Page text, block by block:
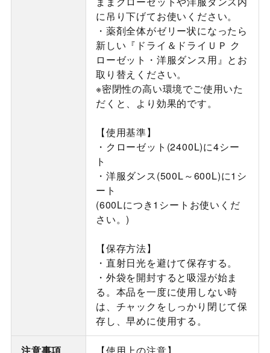
に吊り下げてお使いください。
・薬剤全体がゼリー状になったら
新しい『ドライ＆ドライＵＰ ク
ローゼット・洋服ダンス用』とお
取り替えください。
※密閉性の高い環境でご使用いた
だくと、より効果的です。
【使用基準】
・クローゼット(2400L)に4シー
ト
・洋服ダンス(500L～600L)に1シ
ート
(600Lにつき1シートお使いくだ
さい。)
【保存方法】
・直射日光を避けて保存する。
・外袋を開封すると吸湿が始ま
る。本品を一度に使用しない時
は、チャックをしっかり閉じて保
存し、早めに使用する。